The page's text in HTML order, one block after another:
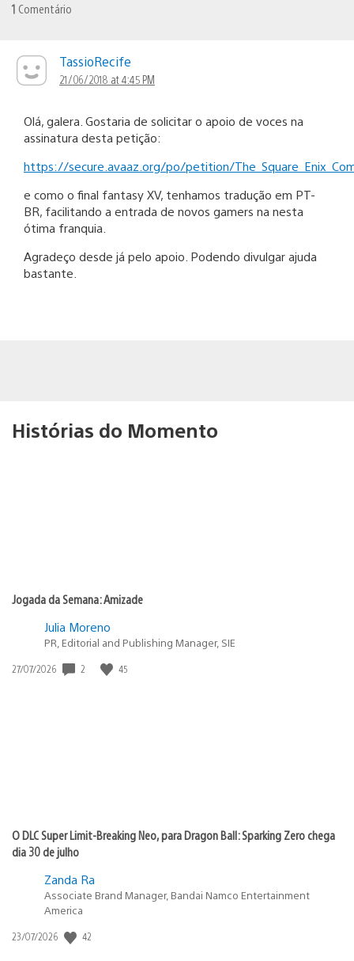
1 Comentário
TassioRecife
21/06/2018 at 4:45 PM
Olá, galera. Gostaria de solicitar o apoio de voces na
assinatura desta petição:
https://secure.avaaz.org/po/petition/
e como o final fantasy XV, tenhamos tradução em PT-
BR, facilitando a entrada de novos gamers na nesta
ótima franquia.
Agradeço desde já pelo apoio. Podendo divulgar ajuda
bastante.
Histórias do Momento
Jogada da Semana: Amizade
Julia Moreno
PR, Editorial and Publishing Manager, SIE
Data
27/07/2026 2 45
O DLC Super Limit-Breaking Neo, para Dragon Ball: Sparking Zero chega
dia 30 de julho
Zanda Ra
Associate Brand Manager, Bandai Namco Entertainment
America
Data
23/07/2026 42